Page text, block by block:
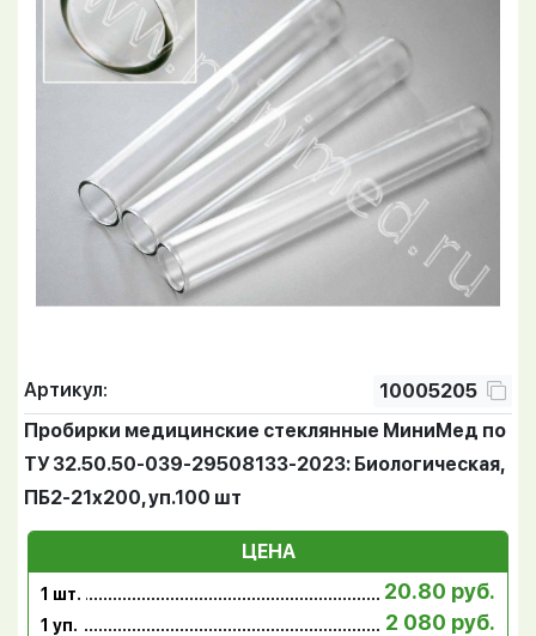
Артикул:
10005205
Пробирки медицинские стеклянные МиниМед по
ТУ 32.50.50-039-29508133-2023: Биологическая,
ПБ2-21х200, уп.100 шт
ЦЕНА
1 шт. 20.80 руб.
1 уп. 2 080 руб.